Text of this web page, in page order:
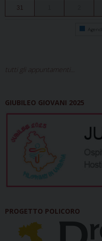
31
tutti gli appuntamenti...
GIUBILEO GIOVANI 2025
PROGETTO POLICORO